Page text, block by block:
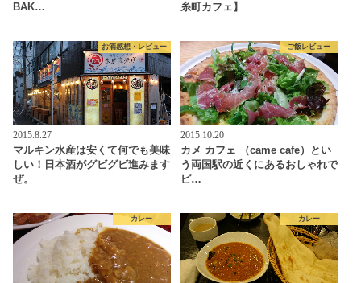
BAK…
糸町カフェ】
お酒感想・レビュー
2015.8.27
マルキン水産は安くて何でも美味
しい！日本酒がグビグビ進みます
ぜ。
ご飯レビュー
2015.10.20
カメ カフェ （came cafe）とい
う両国駅の近くにあるおしゃれで
ピ…
カレー カレー